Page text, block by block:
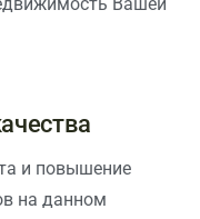
и повышение
на данном